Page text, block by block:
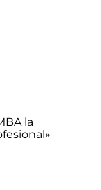
la